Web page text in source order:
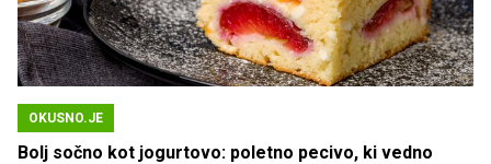
OKUSNO.JE
Bolj sočno kot jogurtovo: poletno pecivo, ki vedno